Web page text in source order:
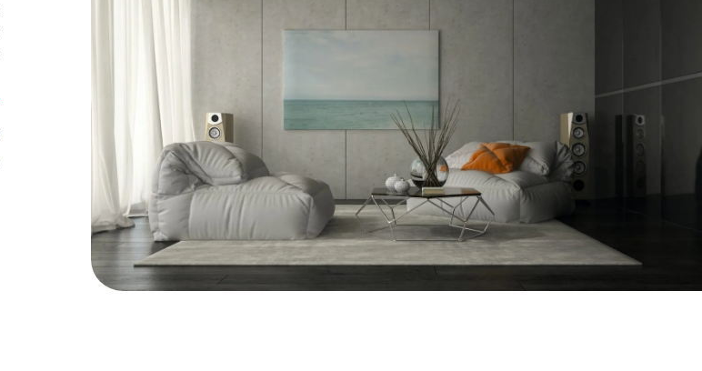
מקום של מקצוענים על לב טוב ורצון אדיר
לתת מענה לכל לקוח. אצלם מצאתי את
דב